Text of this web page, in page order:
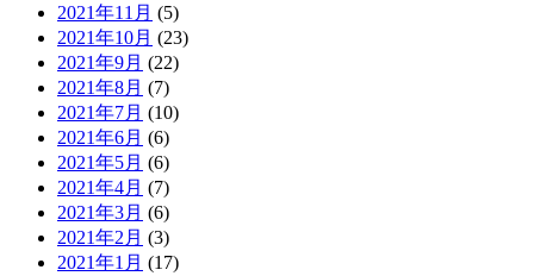
2021年11月 (5)
2021年10月 (23)
2021年9月 (22)
2021年8月 (7)
2021年7月 (10)
2021年6月 (6)
2021年5月 (6)
2021年4月 (7)
2021年3月 (6)
2021年2月 (3)
2021年1月 (17)